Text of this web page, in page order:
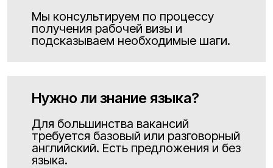
Мы консультируем по процессу
получения рабочей визы и
подсказываем необходимые шаги.
Нужно ли знание языка?
Для большинства вакансий
требуется базовый или разговорный
английский. Есть предложения и без
языка.